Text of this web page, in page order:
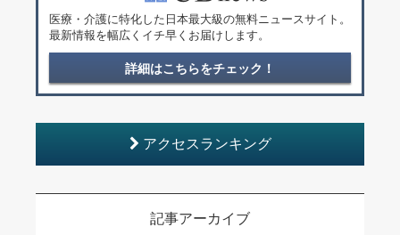
医療・介護に特化した日本最大級の無料ニュースサイト。
最新情報を幅広くイチ早くお届けします。
詳細はこちらをチェック！
アクセスランキング
記事アーカイブ